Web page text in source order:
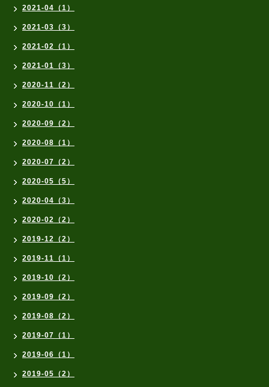
2021-04（1）
2021-03（3）
2021-02（1）
2021-01（3）
2020-11（2）
2020-10（1）
2020-09（2）
2020-08（1）
2020-07（2）
2020-05（5）
2020-04（3）
2020-02（2）
2019-12（2）
2019-11（1）
2019-10（2）
2019-09（2）
2019-08（2）
2019-07（1）
2019-06（1）
2019-05（2）